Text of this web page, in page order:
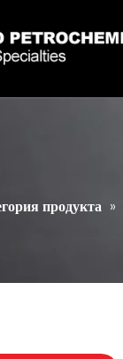
продукта »